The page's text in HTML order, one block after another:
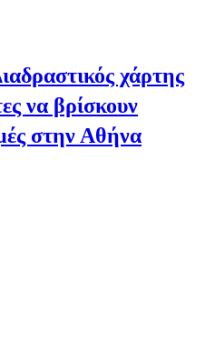
χάρτης
να βρίσκουν
στην Αθήνα